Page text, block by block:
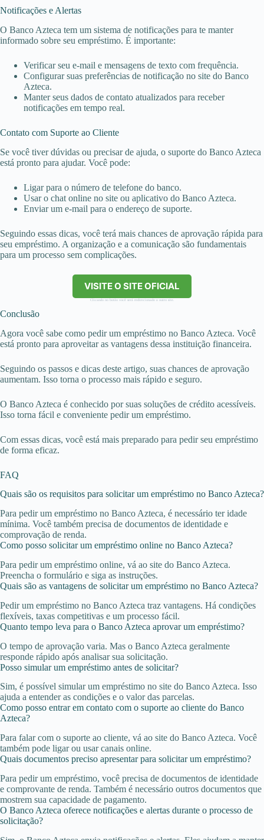
Notificações e Alertas
O Banco Azteca tem um sistema de notificações para te manter
informado sobre seu empréstimo. É importante:
Verificar seu e-mail e mensagens de texto com frequência.
Configurar suas preferências de notificação no site do Banco
Azteca.
Manter seus dados de contato atualizados para receber
notificações em tempo real.
Contato com Suporte ao Cliente
Se você tiver dúvidas ou precisar de ajuda, o suporte do Banco Azteca
está pronto para ajudar. Você pode:
Ligar para o número de telefone do banco.
Usar o chat online no site ou aplicativo do Banco Azteca.
Enviar um e-mail para o endereço de suporte.
Seguindo essas dicas, você terá mais chances de aprovação rápida para
seu empréstimo. A organização e a comunicação são fundamentais
para um processo sem complicações.
VISITE O SITE OFICIAL
Clicando no botão você será redirecionado a outro site.
Conclusão
Agora você sabe como pedir um empréstimo no Banco Azteca. Você
está pronto para aproveitar as vantagens dessa instituição financeira.
Seguindo os passos e dicas deste artigo, suas chances de aprovação
aumentam. Isso torna o processo mais rápido e seguro.
O Banco Azteca é conhecido por suas soluções de crédito acessíveis.
Isso torna fácil e conveniente pedir um empréstimo.
Com essas dicas, você está mais preparado para pedir seu empréstimo
de forma eficaz.
FAQ
Quais são os requisitos para solicitar um empréstimo no Banco Azteca?
Para pedir um empréstimo no Banco Azteca, é necessário ter idade
mínima. Você também precisa de documentos de identidade e
comprovação de renda.
Como posso solicitar um empréstimo online no Banco Azteca?
Para pedir um empréstimo online, vá ao site do Banco Azteca.
Preencha o formulário e siga as instruções.
Quais são as vantagens de solicitar um empréstimo no Banco Azteca?
Pedir um empréstimo no Banco Azteca traz vantagens. Há condições
flexíveis, taxas competitivas e um processo fácil.
Quanto tempo leva para o Banco Azteca aprovar um empréstimo?
O tempo de aprovação varia. Mas o Banco Azteca geralmente
responde rápido após analisar sua solicitação.
Posso simular um empréstimo antes de solicitar?
Sim, é possível simular um empréstimo no site do Banco Azteca. Isso
ajuda a entender as condições e o valor das parcelas.
Como posso entrar em contato com o suporte ao cliente do Banco
Azteca?
Para falar com o suporte ao cliente, vá ao site do Banco Azteca. Você
também pode ligar ou usar canais online.
Quais documentos preciso apresentar para solicitar um empréstimo?
Para pedir um empréstimo, você precisa de documentos de identidade
e comprovante de renda. Também é necessário outros documentos que
mostrem sua capacidade de pagamento.
O Banco Azteca oferece notificações e alertas durante o processo de
solicitação?